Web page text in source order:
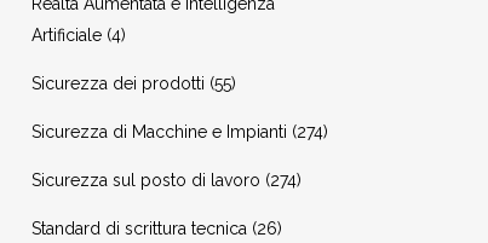
Artificiale (4)
Sicurezza dei prodotti (55)
Sicurezza di Macchine e Impianti (274)
Sicurezza sul posto di lavoro (274)
Standard di scrittura tecnica (26)